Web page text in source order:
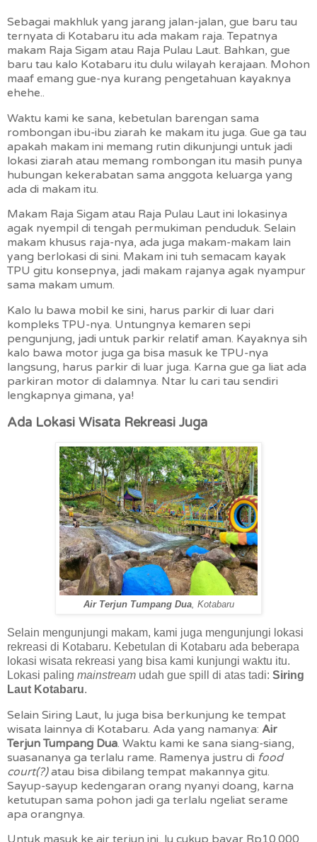
Sebagai makhluk yang jarang jalan-jalan, gue baru tau
ternyata di Kotabaru itu ada makam raja. Tepatnya
makam Raja Sigam atau Raja Pulau Laut. Bahkan, gue
baru tau kalo Kotabaru itu dulu wilayah kerajaan. Mohon
maaf emang gue-nya kurang pengetahuan kayaknya
ehehe..
Waktu kami ke sana, kebetulan barengan sama
rombongan ibu-ibu ziarah ke makam itu juga. Gue ga tau
apakah makam ini memang rutin dikunjungi untuk jadi
lokasi ziarah atau memang rombongan itu masih punya
hubungan kekerabatan sama anggota keluarga yang
ada di makam itu.
Makam Raja Sigam atau Raja Pulau Laut ini lokasinya
agak nyempil di tengah permukiman penduduk. Selain
makam khusus raja-nya, ada juga makam-makam lain
yang berlokasi di sini. Makam ini tuh semacam kayak
TPU gitu konsepnya, jadi makam rajanya agak nyampur
sama makam umum.
Kalo lu bawa mobil ke sini, harus parkir di luar dari
kompleks TPU-nya. Untungnya kemaren sepi
pengunjung, jadi untuk parkir relatif aman. Kayaknya sih
kalo bawa motor juga ga bisa masuk ke TPU-nya
langsung, harus parkir di luar juga. Karna gue ga liat ada
parkiran motor di dalamnya. Ntar lu cari tau sendiri
lengkapnya gimana, ya!
Ada Lokasi Wisata Rekreasi Juga
Air Terjun Tumpang Dua, Kotabaru
Selain mengunjungi makam, kami juga mengunjungi lokasi
rekreasi di Kotabaru. Kebetulan di Kotabaru ada beberapa
lokasi wisata rekreasi yang bisa kami kunjungi waktu itu.
Lokasi paling mainstream udah gue spill di atas tadi: Siring
Laut Kotabaru.
Selain Siring Laut, lu juga bisa berkunjung ke tempat
wisata lainnya di Kotabaru. Ada yang namanya: Air
Terjun Tumpang Dua. Waktu kami ke sana siang-siang,
suasananya ga terlalu rame. Ramenya justru di food
court(?)atau bisa dibilang tempat makannya gitu.
Sayup-sayup kedengaran orang nyanyi doang, karna
ketutupan sama pohon jadi ga terlalu ngeliat serame
apa orangnya.